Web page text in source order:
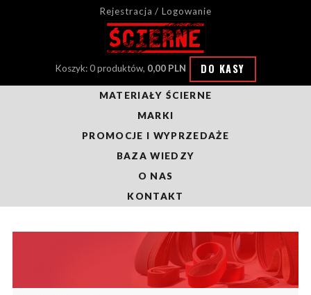
Rejestracja / Logowanie
Koszyk: 0 produktów, 0,00 PLN DO KASY
MATERIAŁY ŚCIERNE
MARKI
PROMOCJE I WYPRZEDAŻE
BAZA WIEDZY
O NAS
KONTAKT